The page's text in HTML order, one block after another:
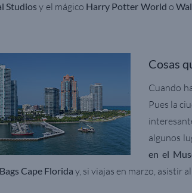
Studios y el mágico Harry Potter World o
Cosas
Cuando
Pues la
algunos
en el
Cape Florida y, si viajas en marzo, asistir